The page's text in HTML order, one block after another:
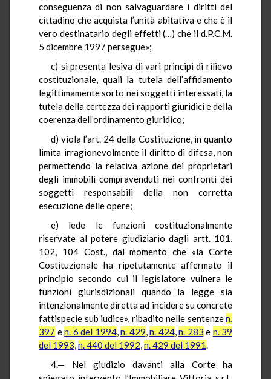
conseguenza di non salvaguardare i diritti del
cittadino che acquista l’unità abitativa e che è il
vero destinatario degli effetti (…) che il d.P.C.M.
5 dicembre 1997 persegue»;
c) si presenta lesiva di vari principi di rilievo
costituzionale, quali la tutela dell’affidamento
legittimamente sorto nei soggetti interessati, la
tutela della certezza dei rapporti giuridici e della
coerenza dell’ordinamento giuridico;
d) viola l’art. 24 della Costituzione, in quanto
limita irragionevolmente il diritto di difesa, non
permettendo la relativa azione dei proprietari
degli immobili compravenduti nei confronti dei
soggetti responsabili della non corretta
esecuzione delle opere;
e) lede le funzioni costituzionalmente
riservate al potere giudiziario dagli artt. 101,
102, 104 Cost., dal momento che «la Corte
Costituzionale ha ripetutamente affermato il
principio secondo cui il legislatore vulnera le
funzioni giurisdizionali quando la legge sia
intenzionalmente diretta ad incidere su concrete
fattispecie sub iudice», ribadito nelle sentenzen.
397 en. 6 del 1994,n. 429,n. 424,n. 283 e n. 39
del 1993,n. 440 del 1992,n. 429 del 1991.
4.— Nel giudizio davanti alla Corte ha